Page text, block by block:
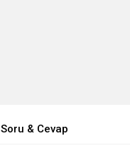
Soru & Cevap